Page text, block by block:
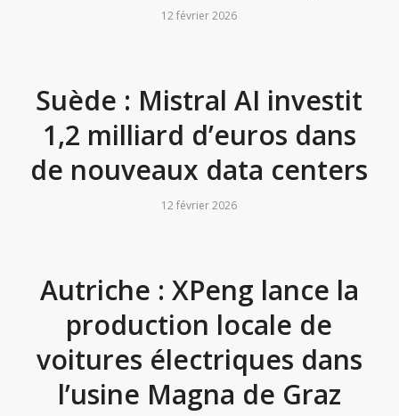
12 février 2026
Suède : Mistral AI investit
1,2 milliard d’euros dans
de nouveaux data centers
12 février 2026
Autriche : XPeng lance la
production locale de
voitures électriques dans
l’usine Magna de Graz